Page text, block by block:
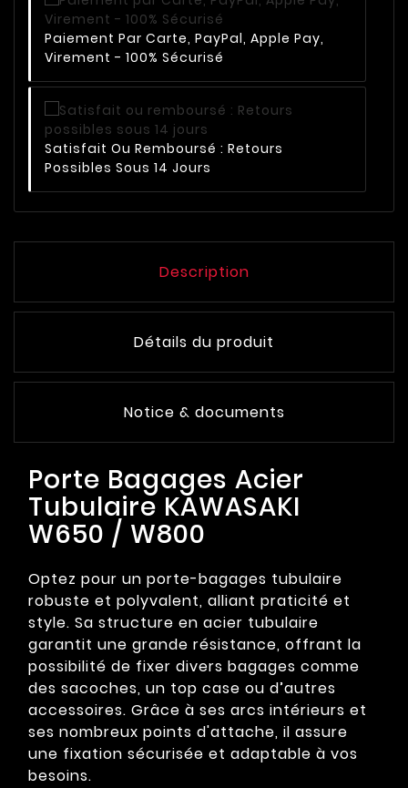
Paiement Par Carte, PayPal, Apple Pay,
Virement - 100% Sécurisé
Satisfait Ou Remboursé : Retours
Possibles Sous 14 Jours
Description
Détails du produit
Notice & documents
Porte Bagages Acier
Tubulaire KAWASAKI
W650 / W800
Optez pour un porte-bagages tubulaire
robuste et polyvalent, alliant praticité et
style. Sa structure en acier tubulaire
garantit une grande résistance, offrant la
possibilité de fixer divers bagages comme
des sacoches, un top case ou d’autres
accessoires. Grâce à ses arcs intérieurs et
ses nombreux points d'attache, il assure
une fixation sécurisée et adaptable à vos
besoins.